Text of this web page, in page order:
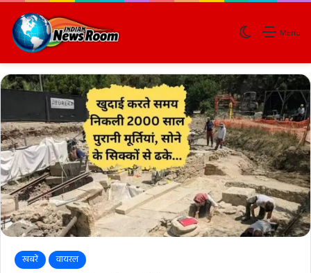
Menu
Switch skin
खबरें वायरल